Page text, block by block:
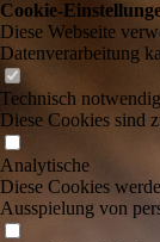
Cookie-
Diese Webseite
Datenverarbeitung
Technisch
Diese Cookies sind
Analytische
Diese Cookies
Ausspielung von